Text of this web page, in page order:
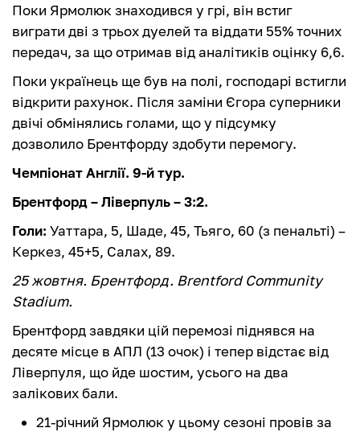
Поки Ярмолюк знаходився у грі, він встиг
виграти дві з трьох дуелей та віддати 55% точних
передач, за що отримав від аналітиків оцінку 6,6.
Поки українець ще був на полі, господарі встигли
відкрити рахунок. Після заміни Єгора суперники
двічі обмінялись голами, що у підсумку
дозволило Брентфорду здобути перемогу.
Чемпіонат Англії. 9-й тур.
Брентфорд – Ліверпуль – 3:2.
Голи: Уаттара, 5, Шаде, 45, Тьяго, 60 (з пенальті) –
Керкез, 45+5, Салах, 89.
25 жовтня. Брентфорд. Brentford Community
Stadium.
Брентфорд завдяки цій перемозі піднявся на
десяте місце в АПЛ (13 очок) і тепер відстає від
Ліверпуля, що йде шостим, усього на два
залікових бали.
21-річний Ярмолюк у цьому сезоні провів за